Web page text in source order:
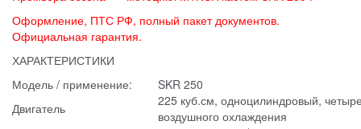
Оформление, ПТС РФ, полный пакет документов.
Официальная гарантия.
ХАРАКТЕРИСТИКИ
Модель / применение:
SKR 250
Двигатель
225 куб.см, одноцилиндровый,
воздушного охлаждения